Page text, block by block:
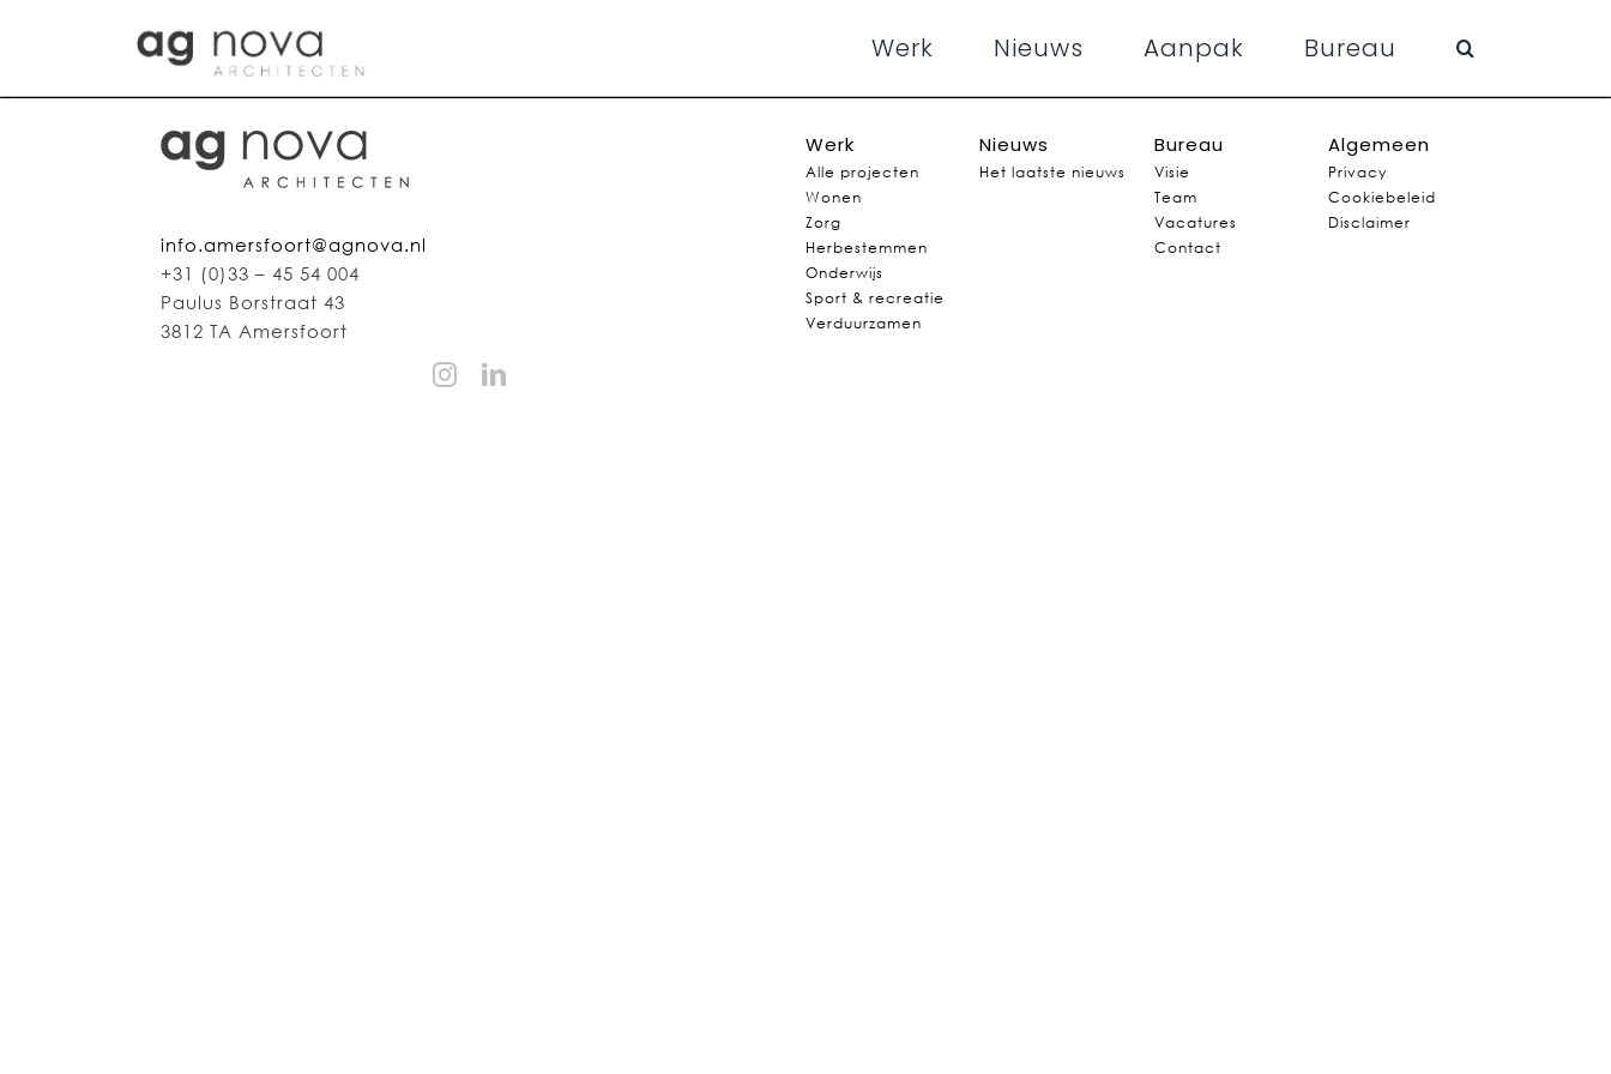
Werk Nieuws Aanpak Bureau
info.amersfoort@agnova.nl
+31 (0)33 – 45 54 004
Paulus Borstraat 43
3812 TA Amersfoort
Werk
Alle projecten
Wonen
Zorg
Herbestemmen
Onderwijs
Sport & recreatie
Verduurzamen
Nieuws
Het laatste nieuws
Bureau
Visie
Team
Vacatures
Contact
Algemeen
Privacy
Cookiebeleid
Disclaimer